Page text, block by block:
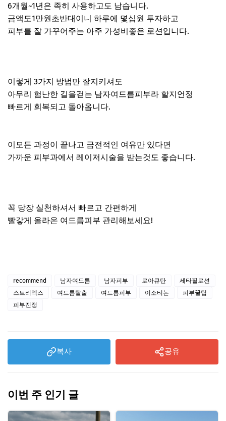
6개월~1년은 족히 사용하고도 남습니다.
금액도1만원초반대이니 하루에 몇십원 투자하고
피부를 잘 가꾸어주는 아주 가성비좋은 로션입니다.
이렇게 3가지 방법만 잘지키셔도
아무리 험난한 길을걷는 남자여드름피부라 할지언정
빠르게 회복되고 돌아옵니다.
이모든 과정이 끝나고 금전적인 여유만 있다면
가까운 피부과에서 레이저시술을 받는것도 좋습니다.
꼭 당장 실천하셔서 빠르고 간편하게
빨갛게 올라온 여드름피부 관리해보세요!
recommend 남자여드름 남자피부 로아큐탄
세타필로션
스트리덱스
여드름탈출 여드름피부 이소티논
피부꿀팁
피부진정
복사 공유
이번 주 인기 글